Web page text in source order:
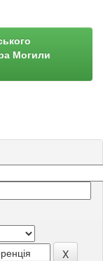
Могили